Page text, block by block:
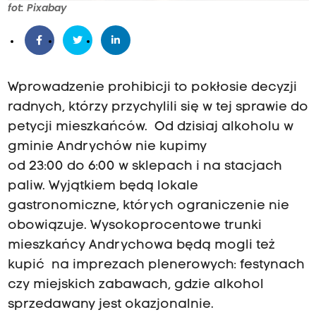
fot: Pixabay
Wprowadzenie prohibicji to pokłosie decyzji
radnych, którzy przychylili się w tej sprawie do
petycji mieszkańców. Od dzisiaj alkoholu w
gminie Andrychów nie kupimy
od 23:00 do 6:00 w sklepach i na stacjach
paliw. Wyjątkiem będą lokale
gastronomiczne, których ograniczenie nie
obowiązuje. Wysokoprocentowe trunki
mieszkańcy Andrychowa będą mogli też
kupić na imprezach plenerowych: festynach
czy miejskich zabawach, gdzie alkohol
sprzedawany jest okazjonalnie.